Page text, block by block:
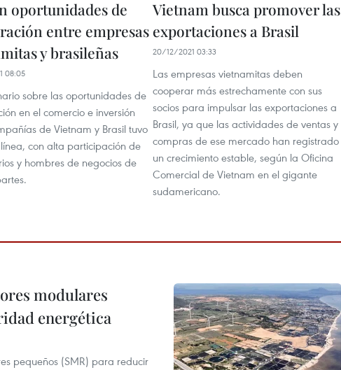
oportunidades de
entre empresas
y brasileñas
08:05
sobre las oportunidades de
en el comercio e inversión
de Vietnam y Brasil tuvo
con alta participación de
y hombres de negocios de
Vietnam busca promover las
exportaciones a Brasil
20/12/2021 03:33
Las empresas vietnamitas deben
cooperar más estrechamente con sus
socios para impulsar las exportaciones a
Brasil, ya que las actividades de ventas y
compras de ese mercado han registrado
un crecimiento estable, según la Oficina
Comercial de Vietnam en el gigante
sudamericano.
modulares
energética
pequeños (SMR) para reducir